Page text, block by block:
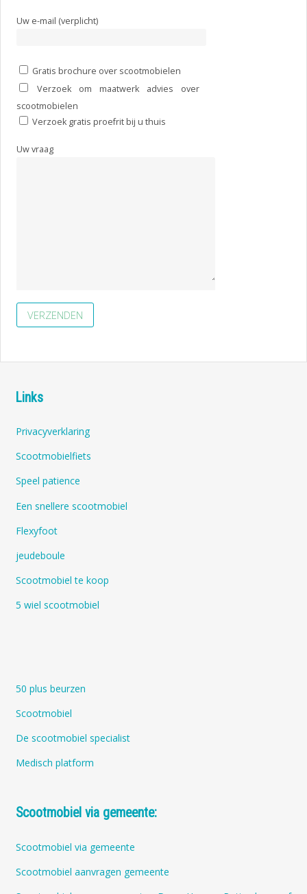
Uw e-mail (verplicht)
Gratis brochure over scootmobielen
Verzoek om maatwerk advies over
scootmobielen
Verzoek gratis proefrit bij u thuis
Uw vraag
Links
Privacyverklaring
Scootmobielfiets
Speel patience
Een snellere scootmobiel
Flexyfoot
jeudeboule
Scootmobiel te koop
5 wiel scootmobiel
50 plus beurzen
Scootmobiel
De scootmobiel specialist
Medisch platform
Scootmobiel via gemeente:
Scootmobiel via gemeente
Scootmobiel aanvragen gemeente